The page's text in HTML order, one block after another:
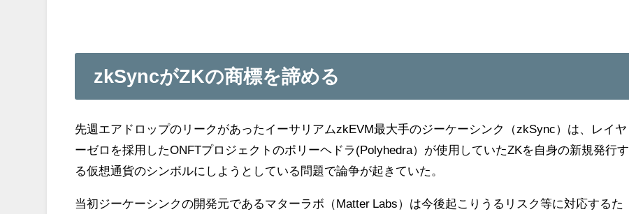
zkSyncがZKの商標を諦める
先週エアドロップのリークがあったイーサリアムzkEVM最大手のジーケーシンク（zkSync）は、レイヤ
ーゼロを採用したONFTプロジェクトのポリーヘドラ(Polyhedra）が使用していたZKを自身の新規発行す
る仮想通貨のシンボルにしようとしている問題で論争が起きていた。
当初ジーケーシンクの開発元であるマターラボ（Matter Labs）は今後起こりうるリスク等に対応するた